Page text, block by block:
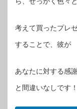
考えて買ったプレ
することで、彼が
あなたに対する感
と間違いなしです！